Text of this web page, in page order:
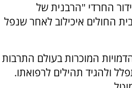
החרדי "הרבנית של
החולים איכילוב לאחר שנפל
המוכרות בעולם התרבות
ולהגיד תהילים לרפואתו.